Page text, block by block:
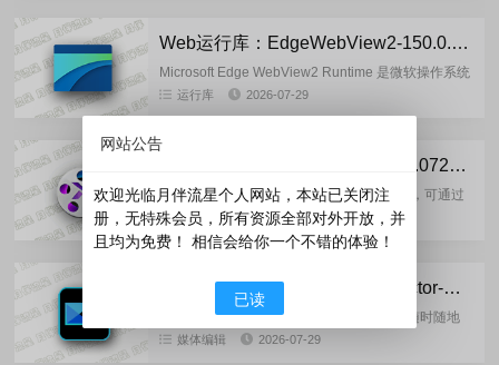
Web运行库：EdgeWebView2-150.0.4078.105 精简优化版
Microsoft Edge WebView2 Runtime 是微软操作系统
WebView2控件的运行环境，基于Chromium内核构
运行库 2026-07-29
AI视频编辑：winxvideo_ai_4.10.0721 多语便携版
Winxvideo AI是一款功能强大的AI视频工具，可通过
CineAI 技术将低质视频，图像提升至 4K，8K，10K
画质，还能修复旧影像、去除噪点与抖动...
媒体编辑 2026-07-29
安卓应用：威力导演 PowerDirector-Premium-16.5.5(2607273)解锁尊享版
PowerDirector威力导演手机版是一款可以随时随地
进行片段的拍摄，轻松进行剪辑、修改、美化、添加
媒体编辑 2026-07-29
网站公告
欢迎光临月伴流星个人网站，本站已关闭注
册，无特殊会员，所有资源全部对外开放，并
且均为免费！ 相信会给你一个不错的体验！
已读